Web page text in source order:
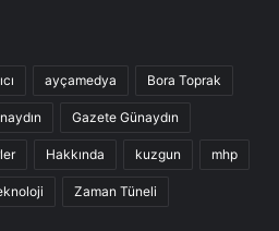
ayçamedya Bora Toprak
Gazete Günaydın
Hakkında kuzgun mhp
Zaman Tüneli